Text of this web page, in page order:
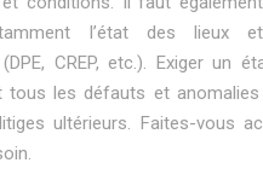
l’état des lieux
CREP, etc.). Exiger un
tous les défauts et
ultérieurs. Faites-vous